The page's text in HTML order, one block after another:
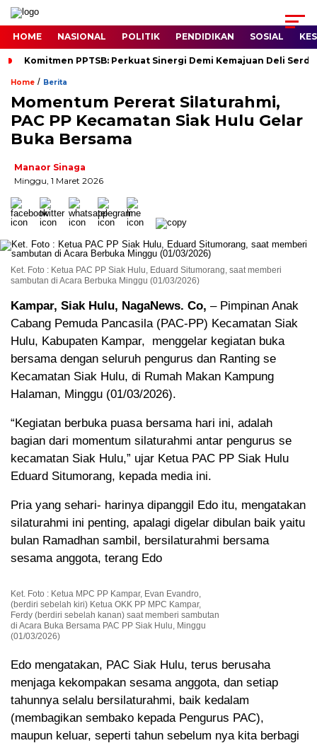
HOME NASIONAL POLITIK PENDIDIKAN SOSIAL
Komitmen PPTSB: Perkuat Sinergi Demi Kemajuan Deli
Home / Berita
Momentum Pererat Silaturahmi,
PAC PP Kecamatan Siak Hulu Gelar
Buka Bersama
Manaor Sinaga
Minggu, 1 Maret 2026
Ket. Foto : Ketua PAC PP Siak Hulu, Eduard Situmorang, saat memberi
sambutan di Acara Berbuka Minggu (01/03/2026)
Kampar, Siak Hulu, NagaNews. Co, – Pimpinan Anak
Cabang Pemuda Pancasila (PAC-PP) Kecamatan Siak
Hulu, Kabupaten Kampar, menggelar kegiatan buka
bersama dengan seluruh pengurus dan Ranting se
Kecamatan Siak Hulu, di Rumah Makan Kampung
Halaman, Minggu (01/03/2026).
“Kegiatan berbuka puasa bersama hari ini, adalah
bagian dari momentum silaturahmi antar pengurus se
kecamatan Siak Hulu,” ujar Ketua PAC PP Siak Hulu
Eduard Situmorang, kepada media ini.
Pria yang sehari- harinya dipanggil Edo itu, mengatakan
silaturahmi ini penting, apalagi digelar dibulan baik yaitu
bulan Ramadhan sambil, bersilaturahmi bersama
sesama anggota, terang Edo
Ket. Foto : Ketua MPC PP Kampar, Evan Evandro,
(berdiri sebelah kiri) Ketua OKK PP MPC Kampar,
Ferdy (berdiri sebelah kanan) saat memberi sambutan
di Acara Buka Bersama PAC PP Siak Hulu, Minggu
(01/03/2026)
Edo mengatakan, PAC Siak Hulu, terus berusaha
menjaga kekompakan sesama anggota, dan setiap
tahunnya selalu bersilaturahmi, baik kedalam
(membagikan sembako kepada Pengurus PAC),
maupun keluar, seperti tahun sebelum nya kita berbagi